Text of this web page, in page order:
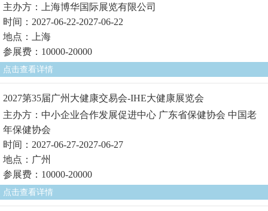
主办方：上海博华国际展览有限公司
时间：2027-06-22-2027-06-22
地点：上海
参展费：10000-20000
点击查看详情
2027第35届广州大健康交易会-IHE大健康展览会
主办方：中小企业合作发展促进中心 广东省保健协会 中国老
年保健协会
时间：2027-06-27-2027-06-27
地点：广州
参展费：10000-20000
点击查看详情